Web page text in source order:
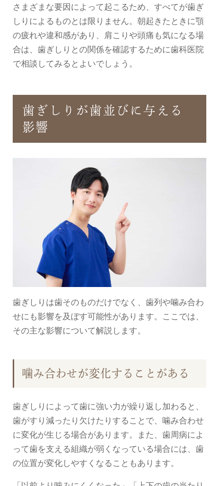
さまざまな要因によって起こるため、すべてが歯ぎ
しりによるものとは限りません。朝起きたときに顎
の疲れや違和感があり、肩こりや頭痛も気になる場
合は、歯ぎしりとの関係を確認するために歯科医院
で相談してみるとよいでしょう。
歯ぎしりが歯並びに与える
影響
歯ぎしりは歯そのものだけでなく、歯列や噛み合わ
せにも影響を及ぼす可能性があります。ここでは、
その主な影響について解説します。
噛み合わせが変化することがある
歯ぎしりによって歯に強い力が繰り返し加わると、
歯がすり減ったり欠けたりすることで、噛み合わせ
に変化が生じる場合があります。また、歯周病によ
って歯を支える組織が弱くなっている場合には、歯
の位置が変化しやすくなることもあります。